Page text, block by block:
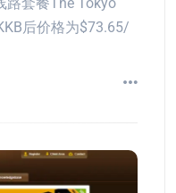
后价格为$73.65/